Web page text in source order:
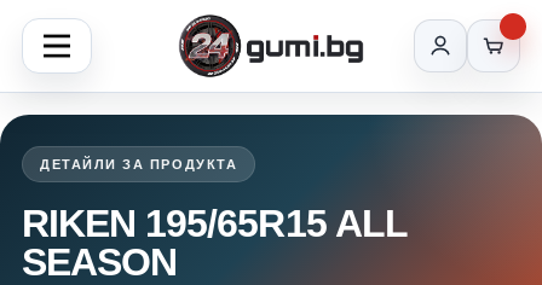
ДЕТАЙЛИ ЗА ПРОДУКТА
RIKEN 195/65R15 ALL
SEASON